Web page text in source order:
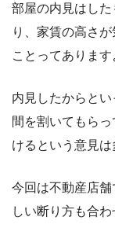
部屋の内見はし
り、家賃の高さ
ことってあります
内見したからと
間を割いてもら
けるという意見は
今回は不動産店
しい断り方も合